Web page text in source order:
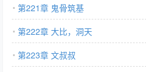
第221章 鬼骨筑基
第222章 大比，洞天
第223章 文叔叔